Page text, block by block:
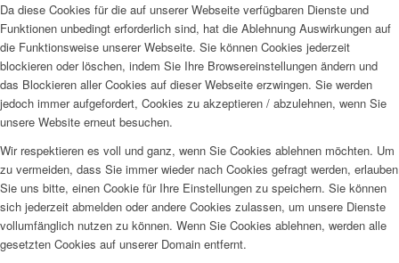
Da diese Cookies für die auf unserer Webseite verfügbaren Dienste und
Funktionen unbedingt erforderlich sind, hat die Ablehnung Auswirkungen auf
die Funktionsweise unserer Webseite. Sie können Cookies jederzeit
blockieren oder löschen, indem Sie Ihre Browsereinstellungen ändern und
das Blockieren aller Cookies auf dieser Webseite erzwingen. Sie werden
jedoch immer aufgefordert, Cookies zu akzeptieren / abzulehnen, wenn Sie
unsere Website erneut besuchen.
Wir respektieren es voll und ganz, wenn Sie Cookies ablehnen möchten. Um
zu vermeiden, dass Sie immer wieder nach Cookies gefragt werden, erlauben
Sie uns bitte, einen Cookie für Ihre Einstellungen zu speichern. Sie können
sich jederzeit abmelden oder andere Cookies zulassen, um unsere Dienste
vollumfänglich nutzen zu können. Wenn Sie Cookies ablehnen, werden alle
gesetzten Cookies auf unserer Domain entfernt.